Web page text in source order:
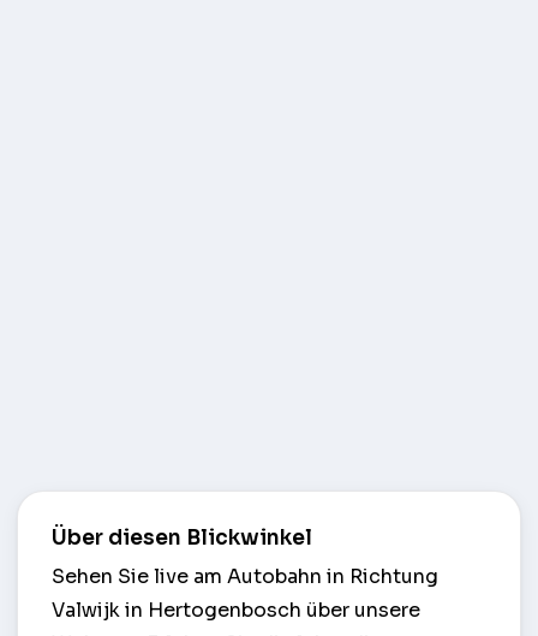
Über diesen Blickwinkel
Sehen Sie live am Autobahn in Richtung
Valwijk in Hertogenbosch über unsere